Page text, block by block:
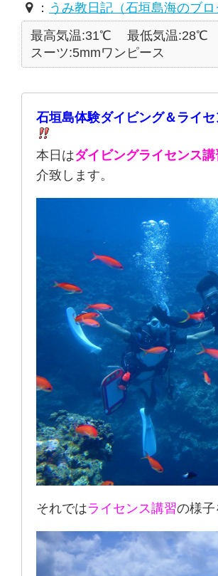
： うみ教日記（石垣島海のブロ
最高気温:31℃
最低気温:28℃
スーツ:5mmワンピース
石垣島体験ダイビング＆ライ
本日はダイビングライセンス講
介致します。
それではライセンス講習の様